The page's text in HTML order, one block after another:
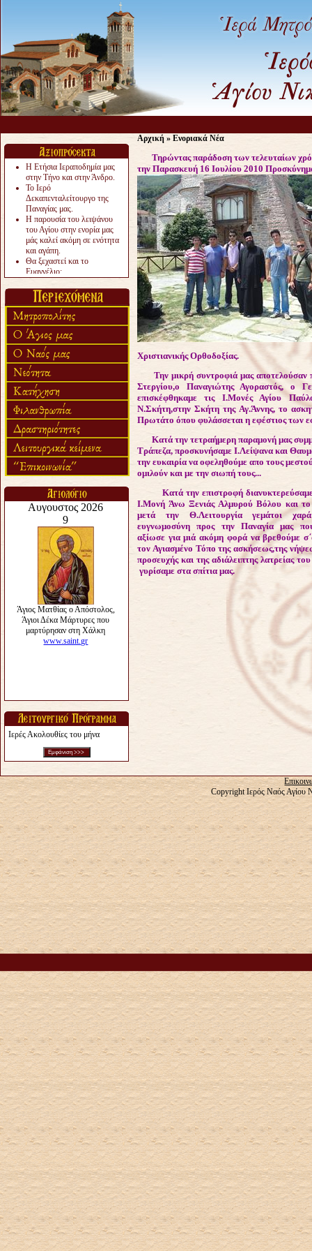
Η Ετήσια Ιεραποδημία μας
στην Τήνο και στην Άνδρο.
Το Ιερό
Δεκαπενταλείτουργο της
Παναγίας μας.
Η παρουσία του λειψάνου
του Αγίου στην ενορία μας
μάς καλεί ακόμη σε ενότητα
και αγάπη.
Θα ξεχαστεί και το
Ευαγγέλιο;
«πολύ αργά».
Ζητείται....
Ιερές Ακολουθίες του μήνα
Αρχική » Ενοριακά Νέα
Τηρώντας παράδοση των τελευταίων
την Παρασκευή 16 Ιουλίου 2010
Χριστιανικής Ορθοδοξίας.
Την μικρή συντροφιά μας αποτελούσαν
Στεργίου,ο Παναγιώτης Αγοραστός, ο
επισκέφθηκαμε τις Ι.Μονές Αγίου
Ν.Σκήτη,στην Σκήτη της Αγ.Άννης, το
Πρωτάτο όπου φυλάσσεται η εφέστιος των
Κατά την τετραήμερη παραμονή μας
Τράπεζα, προσκυνήσαμε Ι.Λείψανα και
την ευκαιρία να οφεληθούμε απο τους
ομιλούν και με την σιωπή τους...
Κατά την επιστροφή
Ι.Μονή Άνω Ξενιάς Αλμυρού Βόλου και
μετά την Θ.Λειτουργία γεμάτοι
ευγνωμοσύνη προς την Παναγία μας
αξίωσε για μιά ακόμη φορά να βρεθούμε
τον Αγιασμένο Τόπο της ασκήσεως,της
προσευχής και της αδιάλειπτης λατρείας
γυρίσαμε στα σπίτια μας.
Copyright Ιερός Ναός Αγίου